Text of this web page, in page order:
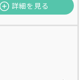
詳細を見る